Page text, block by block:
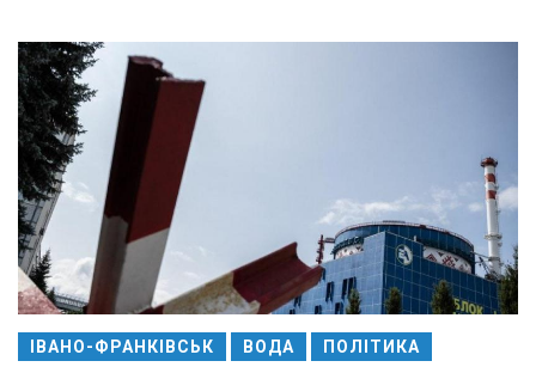
ІВАНО-ФРАНКІВСЬК ВОДА ПОЛІТИКА